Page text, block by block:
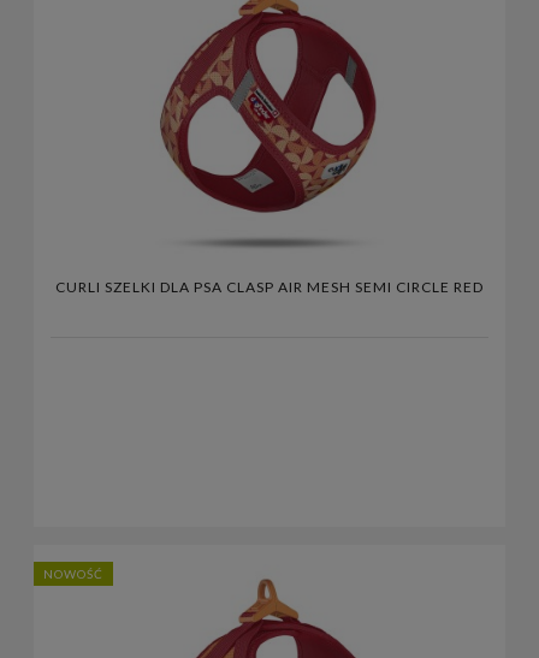
CURLI SZELKI DLA PSA CLASP AIR MESH SEMI CIRCLE RED
NOWOŚĆ